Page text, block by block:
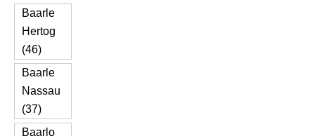
Baarle
Hertog
(46)
Baarle
Nassau
(37)
Baarlo